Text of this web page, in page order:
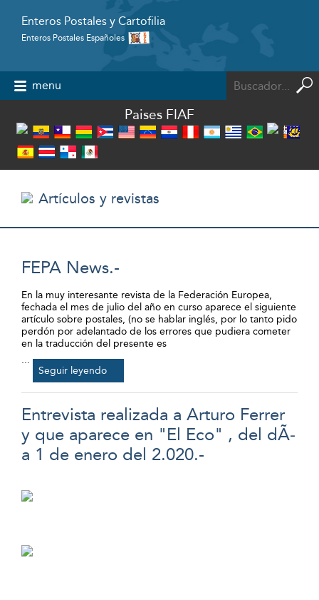
Enteros Postales y Cartofilia
Enteros Postales Españoles
menu
Paises FIAF
Artículos y revistas
FEPA News.-
En la muy interesante revista de la Federación Europea,
fechada el mes de julio del año en curso aparece el siguiente
artículo sobre postales, (no se hablar inglés, por lo tanto pido
perdón por adelantado de los errores que pudiera cometer
en la traducción del presente es
...
Seguir leyendo
Entrevista realizada a Arturo Ferrer
y que aparece en "El Eco" , del dÃ­
a 1 de enero del 2.020.-